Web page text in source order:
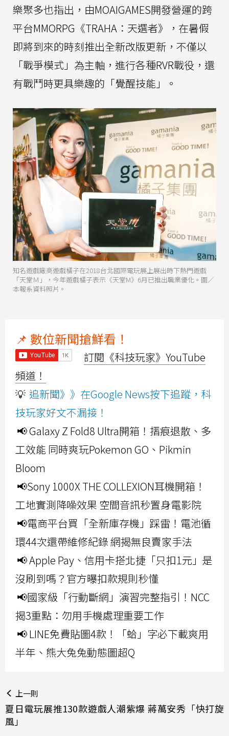
樂聚多也指出，由MOAIGAMES開發營運的跨
平台MMORPG《TRAHA：天選者》，在暑假
即將到來的時刻推出全新改版更新，不僅以
「戰爭模式」為主軸，進行各種RVR戰役，還
有戰鬥時更具樂趣的「覺醒技能」。
知名遊戲廠商遊戲橘子在2018台北國際電玩展上展出時下熱門遊戲
「天堂Ｍ」，今年遊戲橘子表示《天堂M》6月已推出職業優化。圖／
本報系資料照片。
📌 數位新聞搶鮮看！
訂閱《科技玩家》YouTube
頻道！
💡 追新聞》》在Google News按下追蹤，科
技玩家好文不漏接！
📢 Galaxy Z Fold8 Ultra開箱！摺痕退散、多
工效能 同時爽玩Pokemon GO、Pikmin
Bloom
📢Sony 1000X THE COLLEXION耳機開箱！
工地實測降噪效果 空間音訊秒置身電影院
📢電商平台買「全新庫存機」踩雷！電池循
環44次還帶維修紀錄 網揭無良賣家手法
📢 Apple Pay、信用卡搭北捷「只扣1元」是
沒刷到嗎？官方曝扣款規則秒懂
📢國家級「行動斷網」演習完整指引！NCC
揭3重點：勿用手機處理重要工作
📢 LINE免費貼圖4款！「蛤」字必下載爽用
半年、熊大兔兔動態圖超Q
上一則
夏日電玩展推130款遊戲人潮紫爆 蔣萬安秀「快打旋
風」